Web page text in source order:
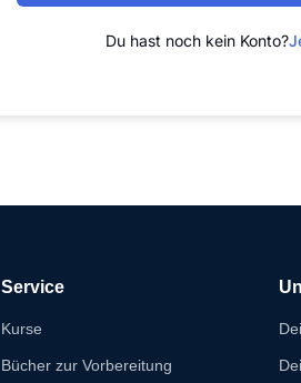
Du hast noch kein Konto?
Service
Kurse
Bücher zur Vorbereitung